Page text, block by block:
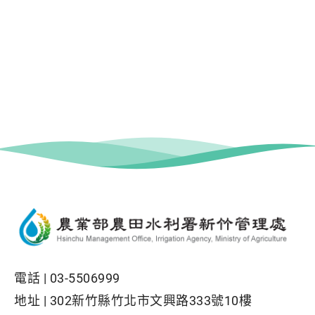
電話 | 03-5506999
地址 | 302新竹縣竹北市文興路333號10樓